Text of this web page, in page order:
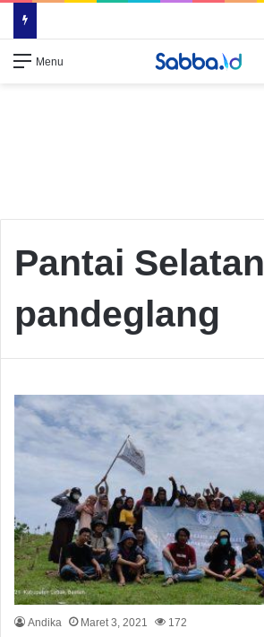
Menu
Pantai Selatan
pandeglang
Andika Maret 3, 2021 172